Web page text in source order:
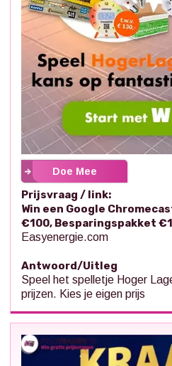
Doe Mee
Prijsvraag / link:
Win een Google
€100, Besparingspakket
Easyenergie.com
Antwoord/Uitleg
Speel het spelletje Hoger
prijzen. Kies je eigen prijs